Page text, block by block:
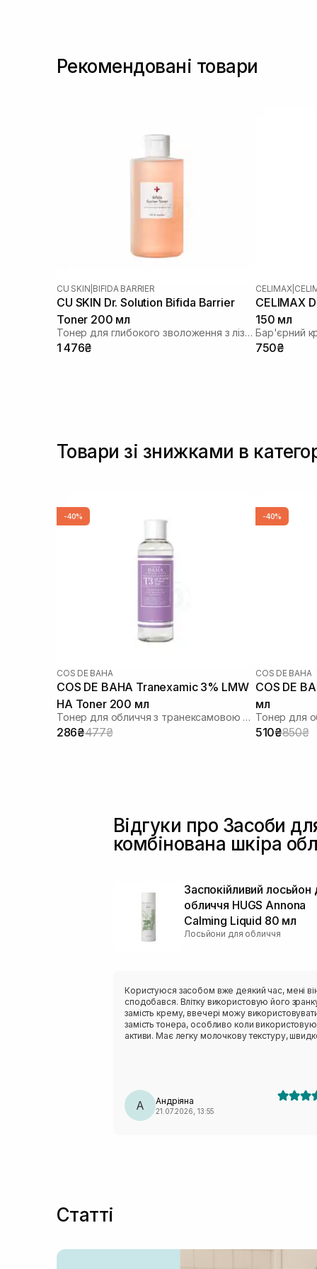
Пантенол (5)
(1)
Рекомендовані товари
CU SKIN BIFIDA BARRIER
CU SKIN Dr. Solution Bifida Barrier
Toner 200 мл
Тонер для глибокого зволоження з лізатом біфідобактерій 85%
1 476₴
CELIMAX
CELIMAX
150 мл
Бар'єрний
750₴
Товари зі знижками в
-40%
COS DE BAHA
COS DE BAHA Tranexamic 3% LMW
HA Toner 200 мл
Тонер для обличчя з транексамовою кислотою
286₴477₴
-40%
COS DE BAHA
COS DE
мл
510₴850₴
Відгуки про Засоби
комбінована шкіра
Заспокійливий лосьйон
обличчя HUGS Annona
Calming Liquid 80 мл
Лосьйони для обличчя
Користуюся засобом вже деякий час, мені
сподобався. Влітку використовую його
замість крему, ввечері можу
замість тонера, особливо коли використовую
активи. Має легку молочкову текстуру,
А Андріяна
21.07.2026, 13:55
Статті